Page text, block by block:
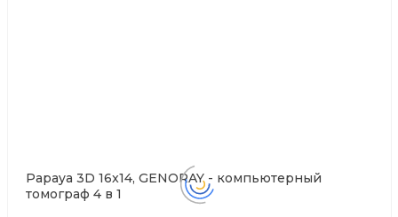
Papaya 3D 16x14, GENORAY - компьютерный
томограф 4 в 1